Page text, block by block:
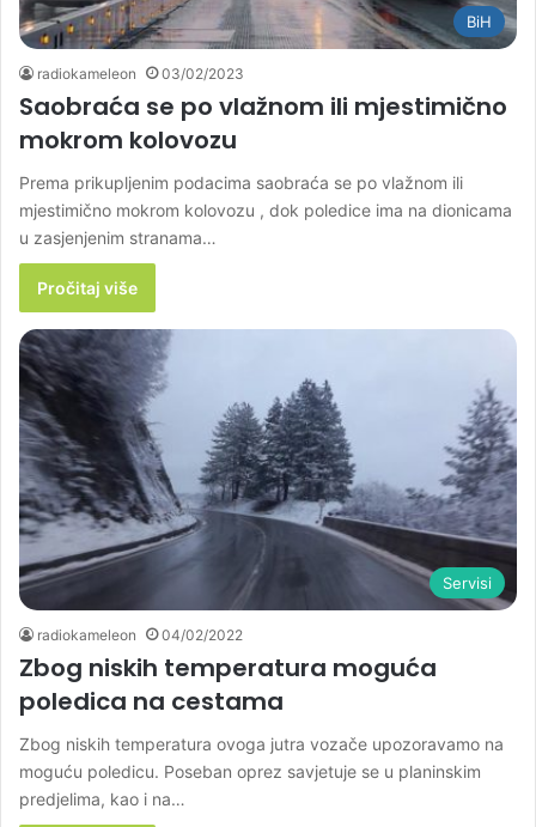
BiH
radiokameleon 03/02/2023
Saobraća se po vlažnom ili mjestimično
mokrom kolovozu
Prema prikupljenim podacima saobraća se po vlažnom ili
mjestimično mokrom kolovozu , dok poledice ima na dionicama
u zasjenjenim stranama…
Pročitaj više
Servisi
radiokameleon 04/02/2022
Zbog niskih temperatura moguća
poledica na cestama
Zbog niskih temperatura ovoga jutra vozače upozoravamo na
moguću poledicu. Poseban oprez savjetuje se u planinskim
predjelima, kao i na…